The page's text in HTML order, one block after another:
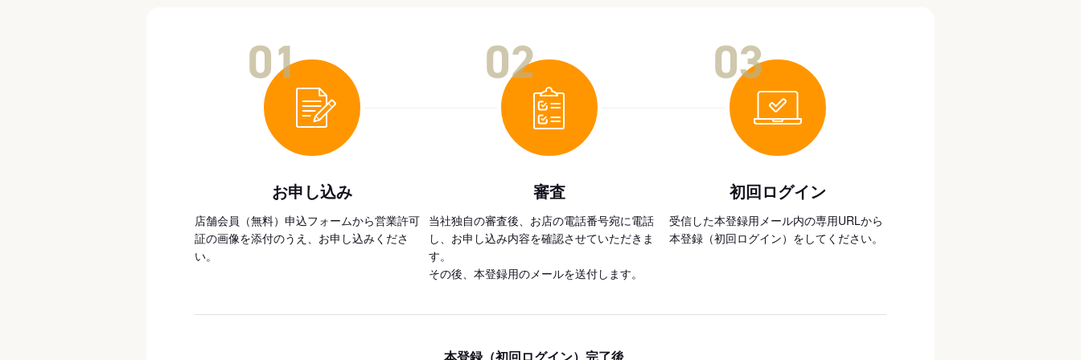
お申し込み
店舗会員（無料）申込フォームから営業許可
証の画像を添付のうえ、お申し込みくださ
い。
審査
当社独自の審査後、お店の電話番号宛に電話
し、お申し込み内容を確認させていただきま
す。
その後、本登録用のメールを送付します。
初回ログイン
受信した本登録用メール内の専用URLから
本登録（初回ログイン）をしてください。